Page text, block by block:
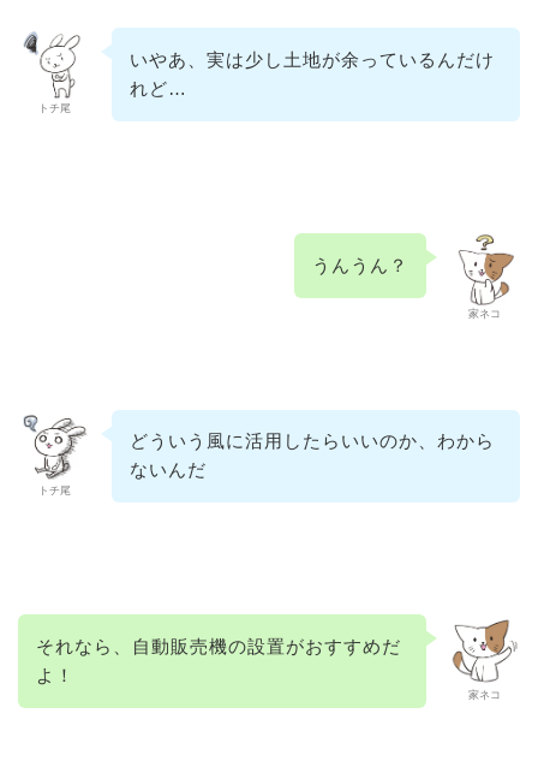
トチ尾
いやあ、実は少し土地が余っているんだけ
れど…
家ネコ
うんうん？
トチ尾
どういう風に活用したらいいのか、わから
ないんだ
家ネコ
それなら、自動販売機の設置がおすすめだ
よ！